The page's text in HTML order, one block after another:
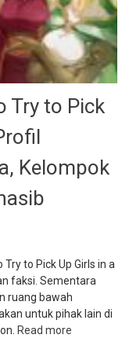
Try to Pick
Kelompok
to Pick Up Girls in a
faksi. Sementara
ruang bawah
untuk pihak lain di
Read more